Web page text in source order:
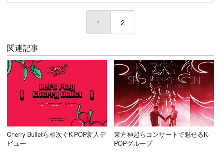
1 (current)
2
関連記事
Cherry Bulletら相次ぐK-POP新人デ
ビュー
東方神起らコンサートで魅せるK-
POPグループ